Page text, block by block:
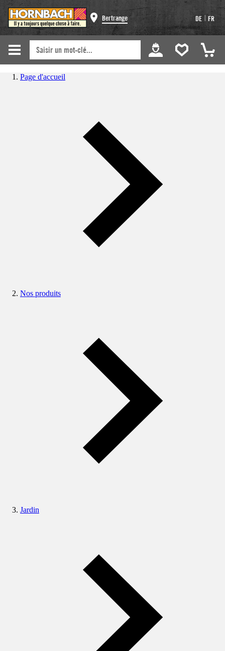
Bertrange DE | FR
Page d'accueil
Nos produits
Jardin